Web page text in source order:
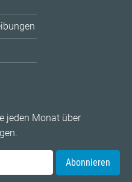
jeden Monat über
Abonnieren